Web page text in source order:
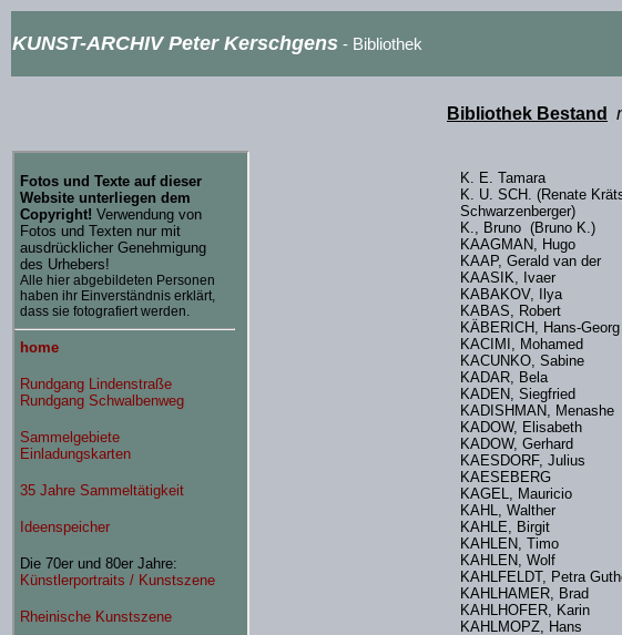
KUNST-ARCHIV Peter Kerschgens - Bibliothek
Bibliothek Bestand
K. E. Tamara
K. U. SCH. (Renate
Schwarzenberger)
K., Bruno (Bruno K.)
KAAGMAN, Hugo
KAAP, Gerald van der
KAASIK, Ivaer
KABAKOV, Ilya
KABAS, Robert
KÄBERICH, Hans-
KACIMI, Mohamed
KACUNKO, Sabine
KADAR, Bela
KADEN, Siegfried
KADISHMAN, Menashe
KADOW, Elisabeth
KADOW, Gerhard
KAESDORF, Julius
KAESEBERG
KAGEL, Mauricio
KAHL, Walther
KAHLE, Birgit
KAHLEN, Timo
KAHLEN, Wolf
KAHLFELDT, Petra
KAHLHAMER, Brad
KAHLHOFER, Karin
KAHLMOPZ, Hans